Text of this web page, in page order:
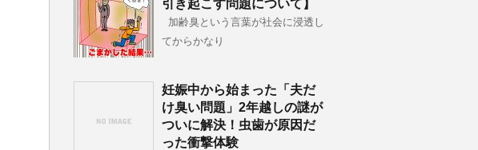
引き起こす問題について】
加齢臭という言葉が社会に浸透し
てからかなり
妊娠中から始まった「夫だ
け臭い問題」2年越しの謎が
ついに解決！虫歯が原因だ
った衝撃体験